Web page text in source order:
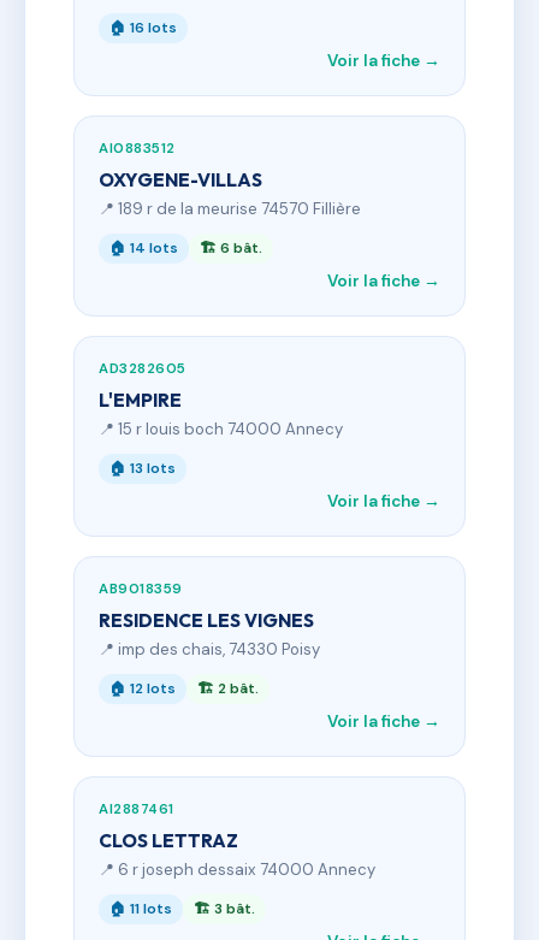
🏠 16 lots
Voir la fiche →
AI0883512
OXYGENE-VILLAS
📍 189 r de la meurise 74570 Fillière
🏠 14 lots 🏗 6 bât.
Voir la fiche →
AD3282605
L'EMPIRE
📍 15 r louis boch 74000 Annecy
🏠 13 lots
Voir la fiche →
AB9018359
RESIDENCE LES VIGNES
📍 imp des chais, 74330 Poisy
🏠 12 lots 🏗 2 bât.
Voir la fiche →
AI2887461
CLOS LETTRAZ
📍 6 r joseph dessaix 74000 Annecy
🏠 11 lots 🏗 3 bât.